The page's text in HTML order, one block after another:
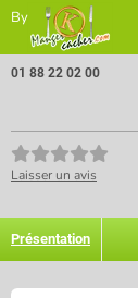
By
01 88 22 02 00
Laisser un avis
Présentation